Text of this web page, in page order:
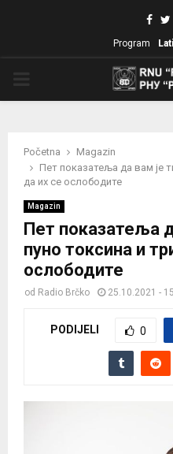
Program
Početna
Magazin
Пет показатеља да вам је
да их се ослободите
Magazin
Пет показатеља
пуно токсина и
ослободите
od Radio Brčko 25.10.2021 -
PODIJELI 0